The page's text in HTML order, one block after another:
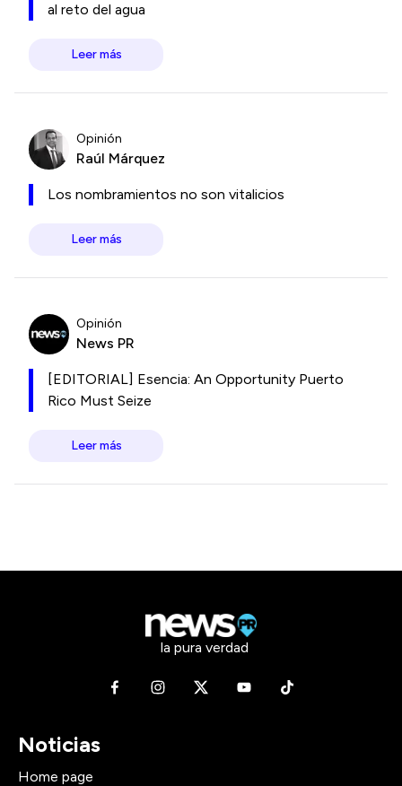
al reto del agua
Leer más
Opinión
Raúl Márquez
Los nombramientos no son vitalicios
Leer más
Opinión
News PR
[EDITORIAL] Esencia: An Opportunity Puerto
Rico Must Seize
Leer más
la pura verdad
Noticias
Home page